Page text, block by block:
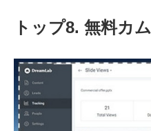
トップ8. 無料カム